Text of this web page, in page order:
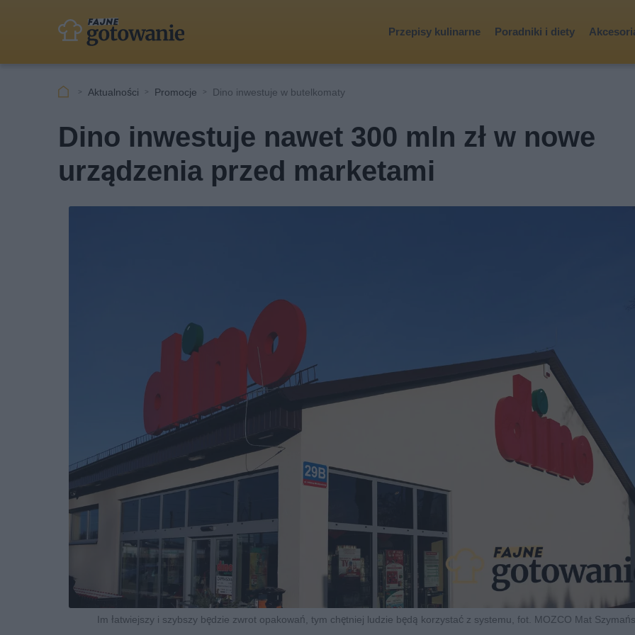
Przepisy kulinarne Poradniki i diety
Aktualności Promocje Dino inwestuje w butelkomaty
Dino inwestuje nawet 300 mln zł w nowe
urządzenia przed marketami
Im łatwiejszy i szybszy będzie zwrot opakowań, tym chętniej ludzie będą korzystać z systemu, fot. MOZCO Mat